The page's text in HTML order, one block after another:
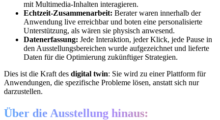
mit Multimedia-Inhalten interagieren.
Echtzeit-Zusammenarbeit: Berater waren innerhalb der
Anwendung live erreichbar und boten eine personalisierte
Unterstützung, als wären sie physisch anwesend.
Datenerfassung: Jede Interaktion, jeder Klick, jede Pause in
den Ausstellungsbereichen wurde aufgezeichnet und lieferte
Daten für die Optimierung zukünftiger Strategien.
Dies ist die Kraft des digital twin: Sie wird zu einer Plattform für
Anwendungen, die spezifische Probleme lösen, anstatt sich nur
darzustellen.
Über die Ausstellung hinaus: